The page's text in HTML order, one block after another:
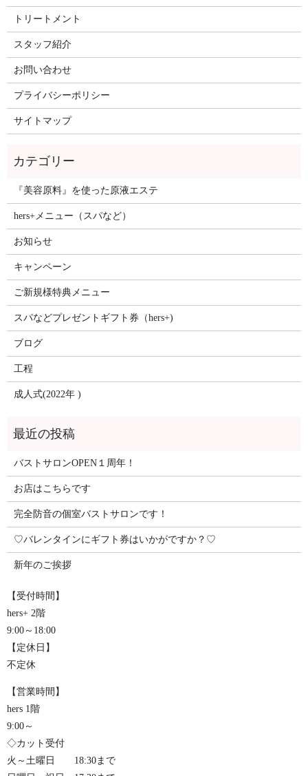
トリートメント
スタッフ紹介
お問い合わせ
プライバシーポリシー
サイトマップ
『美容原料』を使った原液エステ
hers+メニュー（スパなど）
お知らせ
キャンペーン
ご新規様特典メニュー
スパなどプレゼントギフト券（hers+)
ブログ
工程
成人式(2022年 )
バストサロンOPEN１周年！
お店はこちらです
完全防音の個室バストサロンです！
♡バレンタインにギフト券はいかがですか？♡
新年のご挨拶
【受付時間】
hers+ 2階
9:00～18:00
【定休日】
不定休
【営業時間】
hers 1階
9:00～
◇カット受付
火～土曜日 18:30まで